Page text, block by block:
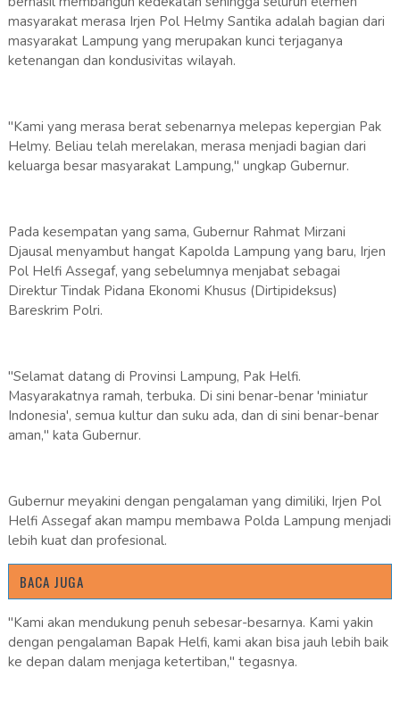
masyarakat merasa Irjen Pol Helmy Santika adalah bagian dari
masyarakat Lampung yang merupakan kunci terjaganya
ketenangan dan kondusivitas wilayah.
"Kami yang merasa berat sebenarnya melepas kepergian Pak
Helmy. Beliau telah merelakan, merasa menjadi bagian dari
keluarga besar masyarakat Lampung," ungkap Gubernur.
​Pada kesempatan yang sama, Gubernur Rahmat Mirzani
Djausal menyambut hangat Kapolda Lampung yang baru, Irjen
Pol Helfi Assegaf, yang sebelumnya menjabat sebagai
Direktur Tindak Pidana Ekonomi Khusus (Dirtipideksus)
Bareskrim Polri.
​"Selamat datang di Provinsi Lampung, Pak Helfi.
Masyarakatnya ramah, terbuka. Di sini benar-benar 'miniatur
Indonesia', semua kultur dan suku ada, dan di sini benar-benar
aman," kata Gubernur.
​Gubernur meyakini dengan pengalaman yang dimiliki, Irjen Pol
Helfi Assegaf akan mampu membawa Polda Lampung menjadi
lebih kuat dan profesional.
BACA JUGA
"Kami akan mendukung penuh sebesar-besarnya. Kami yakin
dengan pengalaman Bapak Helfi, kami akan bisa jauh lebih baik
ke depan dalam menjaga ketertiban," tegasnya.